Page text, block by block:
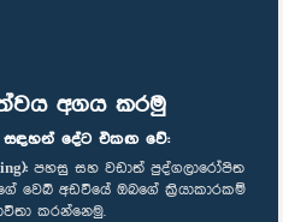
අගය කරමු
දේට එකඟ වේ:
පහසු සහ වඩාත් පුද්ගලාරෝපිත
වෙබ් අඩවියේ ඔබගේ ක්‍රියාකාරකම්
කරන්නෙමු.